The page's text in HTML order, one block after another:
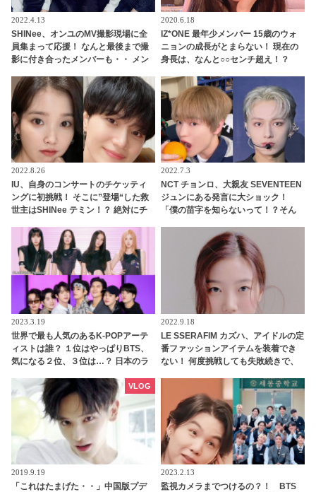
2022.4.13
SHINee、オンユのMV撮影現場に全
員集まって応援！ なんと最後まで撮
影に付き合ったメンバーも・・ メン
援に感激
2020.6.18
IZ*ONE 最年少メンバー 15歳のウォ
ニョンの成長がとまらない！ 現在の
身長は、なんと○○センチ超え！？
2022.8.26
IU、自身のコンサートのチケッティ
ングに初挑戦！ そこに”登場“した救
世主はSHINee テミン！？ 絶対にチ
グンな呪文「３テミン」とは
2022.7.3
NCT チョンロ、大親友 SEVENTEEN
ジュンにある発言に大ショック！
「僕の苗字を知らないって！？そん
る姿がかわいすぎる
2023.3.19
世界で最も人気のあるK-POPアーテ
ィストは誰？ １位はやっぱりBTS、
気になる２位、３位は…？ 日本のラ
ンクイン！ 各国の個性あふれるデー
タに注目殺到
2022.9.18
LE SSERAFIM カズハ、アイドルの定
番ファッションアイテムを装着でき
ない！ 何度挑戦しても失敗続きで、
2019.9.19
「これはたまげた・・」中国版プデ
VLOG
2023.2.13
監視カメラまでつけるの？！ BTS